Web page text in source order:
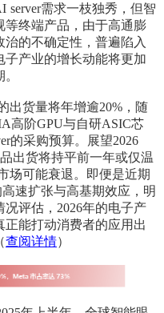
server需求一枝独秀，但智
等终端产品，由于高通膨
的不确定性，普遍陷入
子产业的增长动能将更加
出货量将年增逾20%，随
高阶GPU与自研ASIC芯
的采购预算。展望2026
出货将持平前一年或仅温
场可能衰退。即便是近期
速扩张与高基期效应，明
评估，2026年的电子产
能打动消费者的应用出
查阅详情）